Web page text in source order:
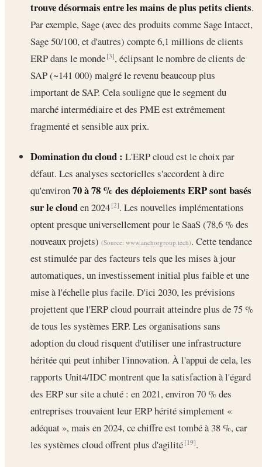
trouve désormais entre les mains de plus petits clients.
Par exemple, Sage (avec des produits comme Sage Intacct,
Sage 50/100, et d'autres) compte 6,1 millions de clients
ERP dans le monde[3], éclipsant le nombre de clients de
SAP (~141 000) malgré le revenu beaucoup plus
important de SAP. Cela souligne que le segment du
marché intermédiaire et des PME est extrêmement
fragmenté et sensible aux prix.
Domination du cloud : L'ERP cloud est le choix par
défaut. Les analyses sectorielles s'accordent à dire
qu'environ70 à 78 % des déploiements ERP sont basés
sur le clouden 2024[2]. Les nouvelles implémentations
optent presque universellement pour le SaaS (78,6 % des
nouveaux projets) (Source: www.anchorgroup.tech). Cette tendance
est stimulée par des facteurs tels que les mises à jour
automatiques, un investissement initial plus faible et une
mise à l'échelle plus facile. D'ici 2030, les prévisions
projettent que l'ERP cloud pourrait atteindre plus de 75 %
de tous les systèmes ERP. Les organisations sans
adoption du cloud risquent d'utiliser une infrastructure
héritée qui peut inhiber l'innovation. À l'appui de cela, les
rapports Unit4/IDC montrent que la satisfaction à l'égard
des ERP sur site a chuté : en 2021, environ 70 % des
entreprises trouvaient leur ERP hérité simplement «
adéquat », mais en 2024, ce chiffre est tombé à 38 %, car
les systèmes cloud offrent plus d'agilité[19].